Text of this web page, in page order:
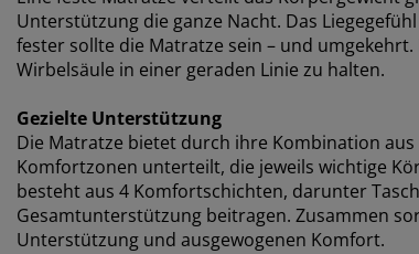
Unterstützung die ganze Nacht. Das
fester sollte die Matratze sein – und
Wirbelsäule in einer geraden Linie zu halten.
Gezielte Unterstützung
Die Matratze bietet durch ihre Kombination
Komfortzonen unterteilt, die jeweils wichtige
besteht aus 4 Komfortschichten, darunter
Gesamtunterstützung beitragen. Zusammen
Unterstützung und ausgewogenen Komfort.